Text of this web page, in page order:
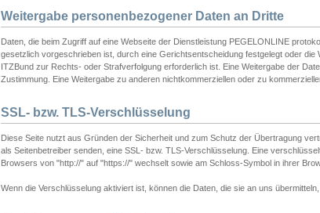
Weitergabe personenbezogener Daten an Dritte
Daten, die beim Zugriff auf eine Webseite der Dienstleistung PEGELONLINE
gesetzlich vorgeschrieben ist, durch eine Gerichtsentscheidung festgelegt oder
ITZBund zur Rechts- oder Strafverfolgung erforderlich ist. Eine Weitergabe der
Zustimmung. Eine Weitergabe zu anderen nichtkommerziellen oder zu
SSL- bzw. TLS-Verschlüsselung
Diese Seite nutzt aus Gründen der Sicherheit und zum Schutz der Übertragung
als Seitenbetreiber senden, eine SSL- bzw. TLS-Verschlüsselung. Eine
Browsers von "http://" auf "https://" wechselt sowie am Schloss-Symbol in ihrer
Wenn die Verschlüsselung aktiviert ist, können die Daten, die sie an uns